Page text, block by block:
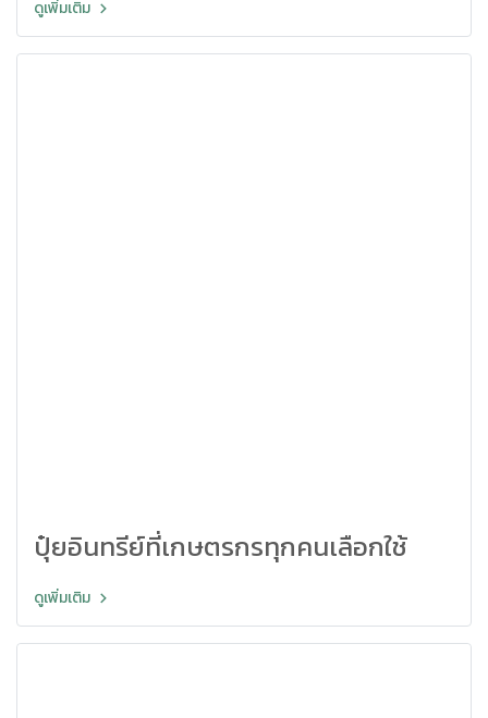
ดูเพิ่มเติม
ปุ๋ยอินทรีย์ที่เกษตรกรทุกคนเลือกใช้
ดูเพิ่มเติม